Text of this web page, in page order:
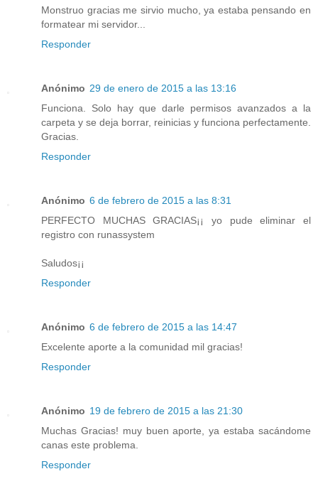
Monstruo gracias me sirvio mucho, ya estaba pensando en
formatear mi servidor...
Responder
Anónimo 29 de enero de 2015 a las 13:16
Funciona. Solo hay que darle permisos avanzados a la
carpeta y se deja borrar, reinicias y funciona perfectamente.
Gracias.
Responder
Anónimo 6 de febrero de 2015 a las 8:31
PERFECTO MUCHAS GRACIAS¡¡ yo pude eliminar el
registro con runassystem
Saludos¡¡
Responder
Anónimo 6 de febrero de 2015 a las 14:47
Excelente aporte a la comunidad mil gracias!
Responder
Anónimo 19 de febrero de 2015 a las 21:30
Muchas Gracias! muy buen aporte, ya estaba sacándome
canas este problema.
Responder